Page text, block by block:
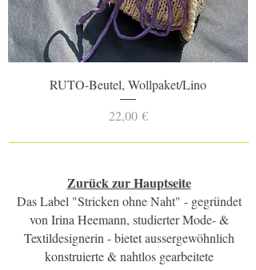
RUTO-Beutel, Wollpaket/Lino
Preis
22,00 €
Zurück zur Hauptseite
Das Label "Stricken ohne Naht" - gegründet
von Irina Heemann, studierter Mode- &
Textildesignerin - bietet aussergewöhnlich
konstruierte & nahtlos gearbeitete